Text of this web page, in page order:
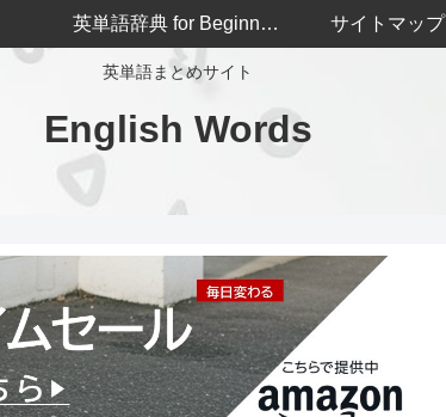
英単語まとめサイト
English Words
英単語辞典 for Beginners サイトマップ